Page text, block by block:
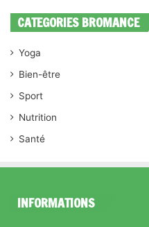
CATEGORIES BROMANCE
Yoga
Bien-être
Sport
Nutrition
Santé
INFORMATIONS